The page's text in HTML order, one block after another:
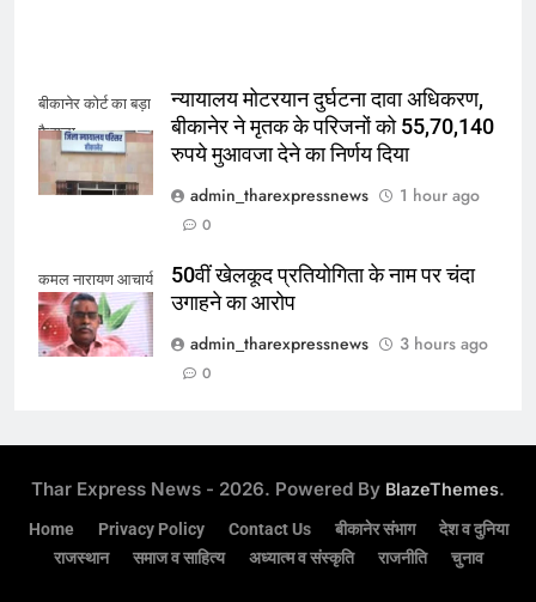
बीकानेर कोर्ट का बड़ा
फैसला
न्यायालय मोटरयान दुर्घटना दावा अधिकरण,
बीकानेर ने मृतक के परिजनों को 55,70,140
रुपये मुआवजा देने का निर्णय दिया
admin_tharexpressnews
1 hour ago
0
कमल नारायण आचार्य
50वीं खेलकूद प्रतियोगिता के नाम पर चंदा
उगाहने का आरोप
admin_tharexpressnews
3 hours ago
0
Thar Express News - 2026. Powered By BlazeThemes.
Home Privacy Policy Contact Us बीकानेर संभाग
देश व दुनिया
राजस्थान
समाज व साहित्य अध्यात्म व संस्कृति राजनीति चुनाव